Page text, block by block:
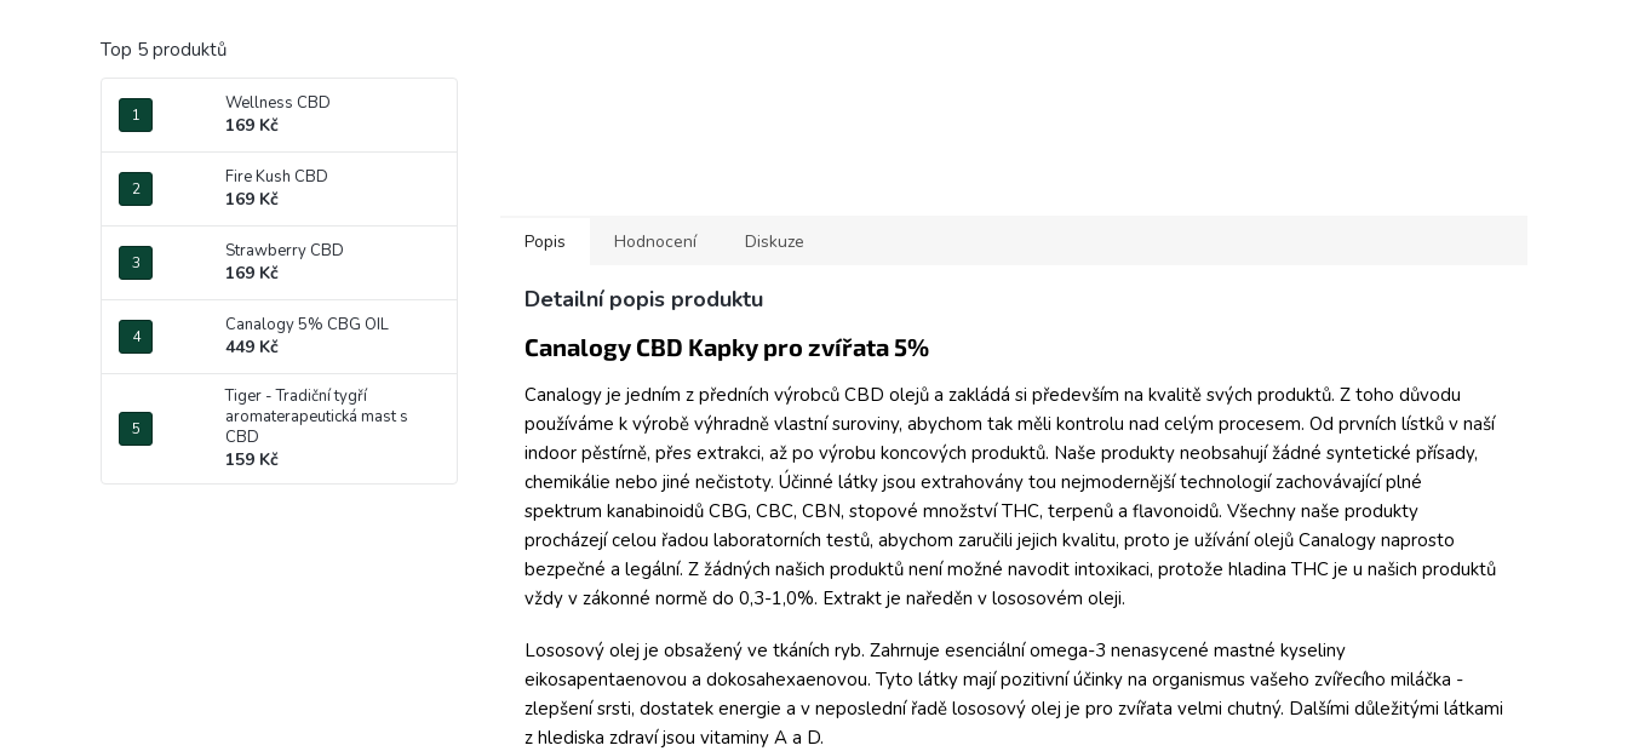
Top 5 produktů
Wellness CBD
169 Kč
Fire Kush CBD
169 Kč
Strawberry CBD
169 Kč
Canalogy 5% CBG OIL
449 Kč
Tiger - Tradiční tygří
aromaterapeutická mast s
CBD
159 Kč
Popis Hodnocení Diskuze
Detailní popis produktu
Canalogy CBD Kapky pro zvířata 5%
Canalogy je jedním z předních výrobců CBD olejů a zakládá si především na kvalitě svých produktů. Z toho důvodu
používáme k výrobě výhradně vlastní suroviny, abychom tak měli kontrolu nad celým procesem. Od prvních lístků v naší
indoor pěstírně, přes extrakci, až po výrobu koncových produktů. Naše produkty neobsahují žádné syntetické přísady,
chemikálie nebo jiné nečistoty. Účinné látky jsou extrahovány tou nejmodernější technologií zachovávající plné
spektrum kanabinoidů CBG, CBC, CBN, stopové množství THC, terpenů a flavonoidů. Všechny naše produkty
procházejí celou řadou laboratorních testů, abychom zaručili jejich kvalitu, proto je užívání olejů Canalogy naprosto
bezpečné a legální. Z žádných našich produktů není možné navodit intoxikaci, protože hladina THC je u našich produktů
vždy v zákonné normě do 0,3-1,0%. Extrakt je naředěn v lososovém oleji.
Lososový olej je obsažený ve tkáních ryb. Zahrnuje esenciální omega-3 nenasycené mastné kyseliny
eikosapentaenovou a dokosahexaenovou. Tyto látky mají pozitivní účinky na organismus vašeho zvířecího miláčka -
zlepšení srsti, dostatek energie a v neposlední řadě lososový olej je pro zvířata velmi chutný. Dalšími důležitými látkami
z hlediska zdraví jsou vitaminy A a D.